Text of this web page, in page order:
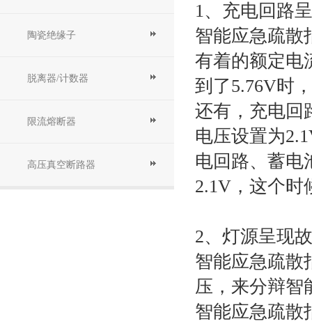
陶瓷绝缘子
脱离器/计数器
限流熔断器
高压真空断路器
1、充电回路
智能应急疏散
有着的额定电
到了5.76V时
还有，充电回
电压设置为
电回路、蓄电
2.1V ，这个
2、灯源呈现
智能应急疏散
压，来分辩智
智能应急疏散